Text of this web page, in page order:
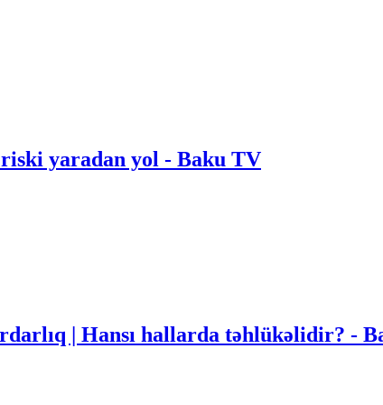
yaradan yol - Baku TV
| Hansı hallarda təhlükəlidir? -